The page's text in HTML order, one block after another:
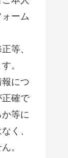
ーム
等、
。
につ
確で
等に
く、
。